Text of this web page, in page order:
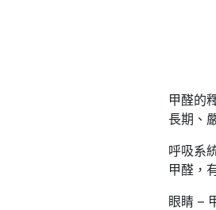
甲醛的
長期、
呼吸系
甲醛，
眼睛 –